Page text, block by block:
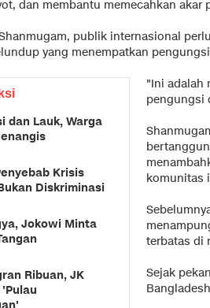
dan membantu memecahkan akar
publik internasional
yang menempatkan
dan Lauk, Warga
Krisis
Diskriminasi
Jokowi Minta
Ribuan, JK
"Ini adalah
pengungsi
komunitas
terbatas di
Sejak